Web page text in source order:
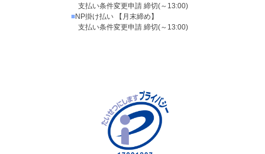
支払い条件変更申請 締切(～13:00)
■NP掛け払い 【月末締め】
支払い条件変更申請 締切(～13:00)